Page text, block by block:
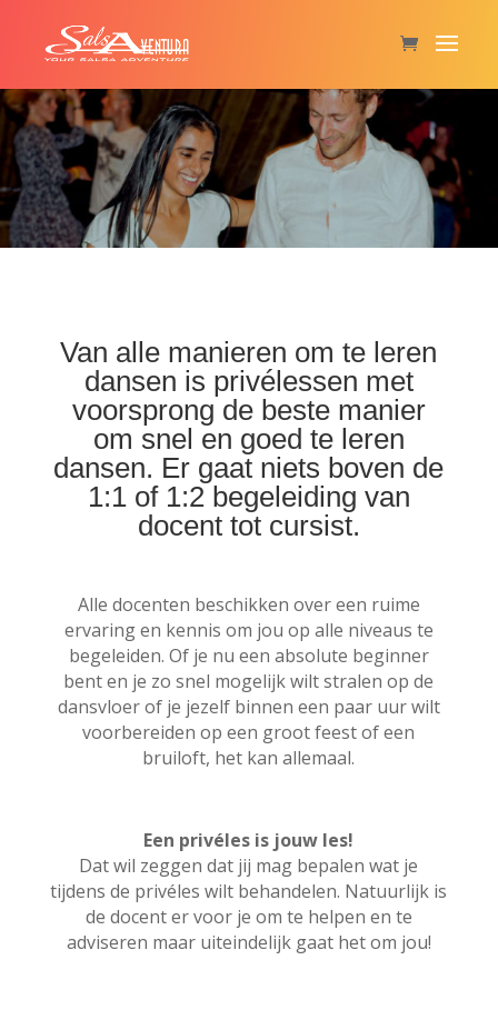
Van alle manieren om te leren
dansen is privélessen met
voorsprong de beste manier
om snel en goed te leren
dansen. Er gaat niets boven de
1:1 of 1:2 begeleiding van
docent tot cursist.
Alle docenten beschikken over een ruime
ervaring en kennis om jou op alle niveaus te
begeleiden. Of je nu een absolute beginner
bent en je zo snel mogelijk wilt stralen op de
dansvloer of je jezelf binnen een paar uur wilt
voorbereiden op een groot feest of een
bruiloft, het kan allemaal.
Een privéles is jouw les!
Dat wil zeggen dat jij mag bepalen wat je
tijdens de privéles wilt behandelen. Natuurlijk is
de docent er voor je om te helpen en te
adviseren maar uiteindelijk gaat het om jou!